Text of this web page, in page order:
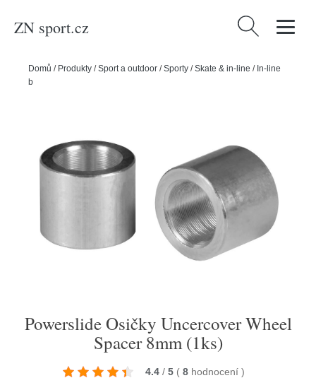
ZN sport.cz Vyhledávání
Domů / Produkty /Sport a outdoor /Sporty /Skate & in-line / In-line
bruslení
Powerslide Osičky Uncercover Wheel
Spacer 8mm (1ks)
4.4 / 5 ( 8 hodnocení )